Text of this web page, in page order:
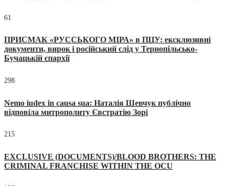
61
ПРИСМАК «РУССЬКОГО МІРА» в ПЦУ: ексклюзивні
документи, вирок і російський слід у Тернопільсько-
Бучацькій єпархії
298
Nemo iudex in causa sua: Наталія Шевчук публічно
відповіла митрополиту Євстратію Зорі
215
EXCLUSIVE (DOCUMENTS)/BLOOD BROTHERS: THE
CRIMINAL FRANCHISE WITHIN THE OCU